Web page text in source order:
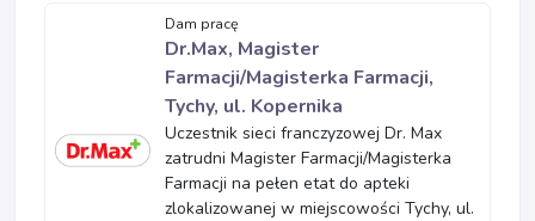
Dam pracę
Dr.Max, Magister
Farmacji/Magisterka Farmacji,
Tychy, ul. Kopernika
Uczestnik sieci franczyzowej Dr. Max
zatrudni Magister Farmacji/Magisterka
Farmacji na pełen etat do apteki
zlokalizowanej w miejscowości Tychy, ul.